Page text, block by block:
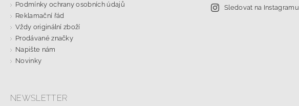
Podmínky ochrany osobních údajů
Reklamační řád
Vždy originální zboží
Prodávané značky
Napište nám
Novinky
Sledovat na Instagramu
NEWSLETTER